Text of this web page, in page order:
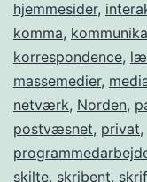
hjemmesider,
komma,
korrespondence,
massemedier,
netværk, Norden,
postvæsnet, privat,
skilte, skribent,